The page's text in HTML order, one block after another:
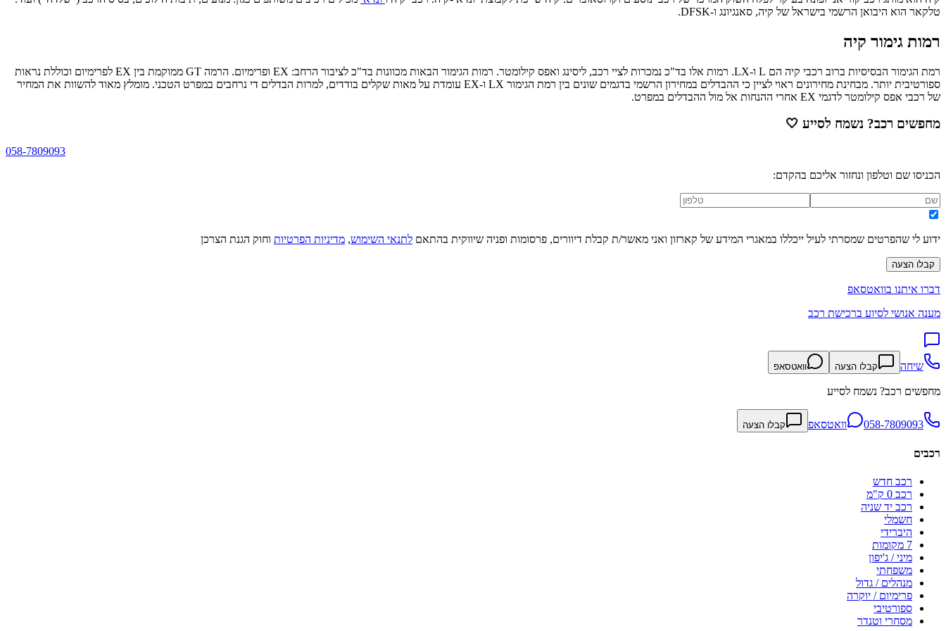
טלקאר הוא היבואן הרשמי בישראל של קיה, סאנגיונג ו-DFSK.
רמות גימור קיה
רמת הגימור הבסיסיות ברוב רכבי קיה הם L ו-LX. רמות אלו בד"כ נמכרות לציי רכב, ליסינג ואפס קילומטר. רמות הגימור הבאות מכוונות בד"כ לציבור הרחב: EX ופרימיום. הרמה GT ממוקמת בין EX לפרימיום וכוללת נראות
ספורטיבית יותר. מבחינת מחירונים ראוי לציין כי ההבדלים במחירון הרשמי בדגמים שונים בין רמת הגימור LX ו-EX עומדת על מאות שקלים בודדים, למרות הבדלים די נרחבים במפרט הטכני. מומלץ מאוד להשוות את המחיר
של רכבי אפס קילומטר לדגמי EX אחרי ההנחות אל מול ההבדלים במפרט.
מחפשים רכב? נשמח לסייע 🤍
058-7809093
הכניסו שם וטלפון ונחזור אליכם בהקדם:
ידוע לי שהפרטים שמסרתי לעיל ייכללו במאגרי המידע של קארזון ואני מאשר/ת קבלת דיוורים, פרסומות ופניה שיווקית בהתאם לתנאי השימוש, מדיניות הפרטיות וחוק הגנת הצרכן
קבלו הצעה
דברו איתנו בוואטסאפ
מענה אנושי לסיוע ברכישת רכב
שיחה קבלו הצעה וואטסאפ
מחפשים רכב? נשמח לסייע
058-7809093 וואטסאפ קבלו הצעה
רכבים
רכב חדש
רכב 0 ק"מ
רכב יד שניה
חשמלי
היברידי
7 מקומות
מיני / ג'יפון
משפחתי
מנהלים / גדול
פרימיום / יוקרה
ספורטיבי
מסחרי וטנדר